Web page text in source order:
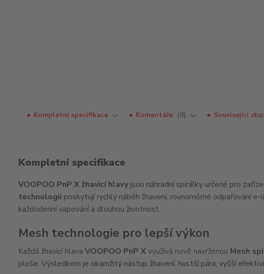
Kompletní specifikace Komentáře 0 Související
Kompletní specifikace
VOOPOO PnP X žhavicí hlavy jsou náhradní spirálky určené pro
technologii poskytují rychlý náběh žhavení, rovnoměrné odpařování
každodenní vapování a dlouhou životnost.
Mesh technologie pro lepší výkon
Každá žhavicí hlava VOOPOO PnP Xvyužívá nově navrženou Mesh
ploše. Výsledkem je okamžitý nástup žhavení, hustší pára, vyšší